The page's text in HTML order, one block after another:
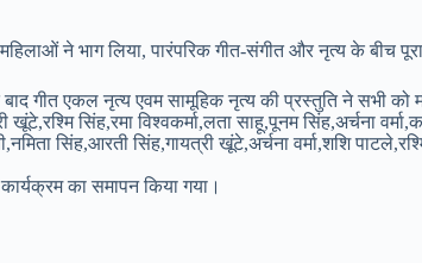
महिलाओं ने भाग लिया, पारंपरिक गीत-संगीत और नृत्य के बीच
गीत एकल नृत्य एवम सामूहिक नृत्य की प्रस्तुति ने सभी
सिंह,रमा विश्वकर्मा,लता साहू,पूनम सिंह,अर्चना
सिंह,आरती सिंह,गायत्री खूंटे,अर्चना वर्मा,शशि
का समापन किया गया।